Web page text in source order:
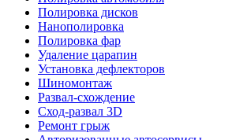
Полировка дисков
Нанополировка
Полировка фар
Удаление царапин
Установка дефлекторов
Шиномонтаж
Развал-схождение
Сход-развал 3D
Ремонт грыж